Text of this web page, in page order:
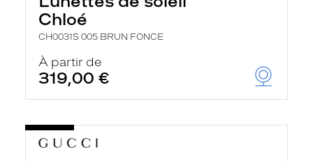
Chloé
CH0031S 005 BRUN FONCE
À partir de
319,00 €